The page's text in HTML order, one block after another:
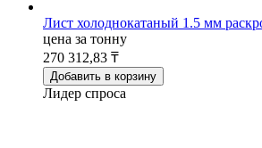
Лист холоднокатаный 1.5 мм
цена за тонну
270 312,83 ₸
Добавить в корзину
Лидер спроса